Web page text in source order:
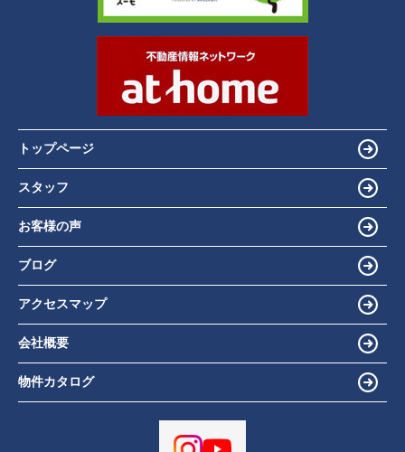
トップページ
スタッフ
お客様の声
ブログ
アクセスマップ
会社概要
物件カタログ